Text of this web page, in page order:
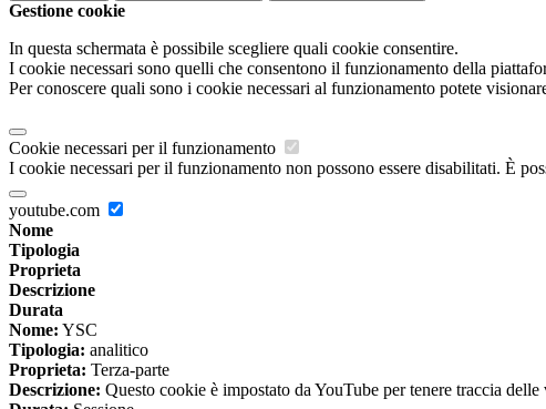
Gestione cookie
In questa schermata è possibile scegliere quali cookie consentire.
I cookie necessari sono quelli che consentono il funzionamento della
Per conoscere quali sono i cookie necessari al funzionamento potete
Cookie necessari per il funzionamento
I cookie necessari per il funzionamento non possono essere disabilitati. È
youtube.com
Nome
Tipologia
Proprieta
Descrizione
Durata
Nome: YSC
Tipologia: analitico
Proprieta: Terza-parte
Descrizione: Questo cookie è impostato da YouTube per tenere traccia